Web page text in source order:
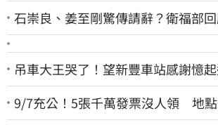
石崇良、姜至剛驚傳請辭？衛福部
吊車大王哭了！望新豐車站感謝憶
9/7充公！5張千萬發票沒人領 地